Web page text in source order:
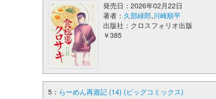
発売日：2026年02月22日
著者： 久部緑郎,川崎順平
出版社：クロスフォリオ出版
￥385
5： らーめん再遊記 (14) (ビッグコミックス)